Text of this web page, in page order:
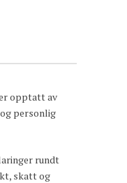
opptatt av
personlig
rundt
skatt og